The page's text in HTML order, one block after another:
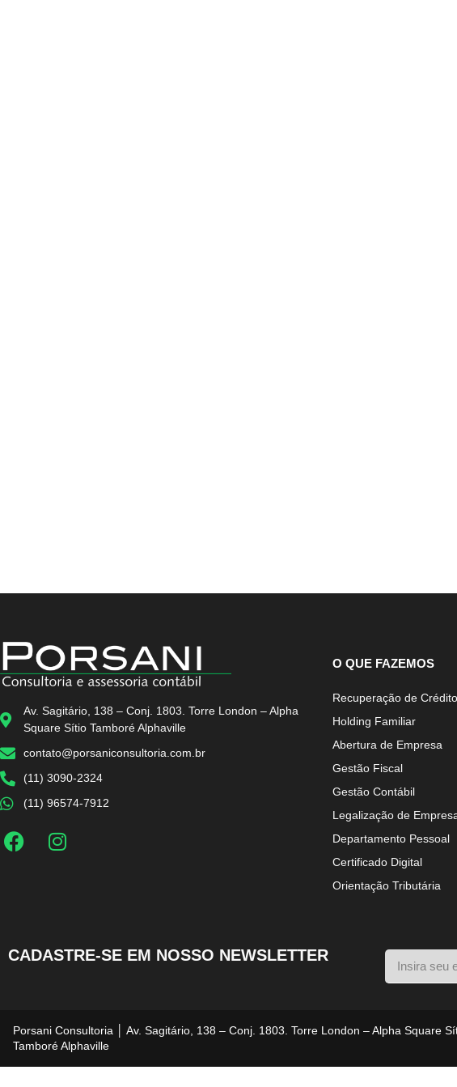
Av. Sagitário, 138 – Conj. 1803. Torre London – Alpha
Square Sítio Tamboré Alphaville
contato@porsaniconsultoria.com.br
(11) 3090-2324
(11) 96574-7912
O QUE FAZEMOS
Recuperação de
Holding Familiar
Abertura de Empresa
Gestão Fiscal
Gestão Contábil
Legalização de
Departamento Pessoal
Certificado Digital
Orientação Tributária
CADASTRE-SE EM NOSSO NEWSLETTER
Porsani Consultoria │ Av. Sagitário, 138 – Conj. 1803. Torre London – Alpha Square
Tamboré Alphaville